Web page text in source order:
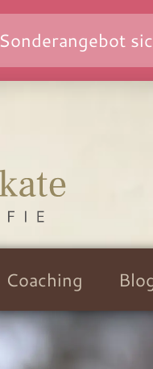
Sonderangebot
Coaching